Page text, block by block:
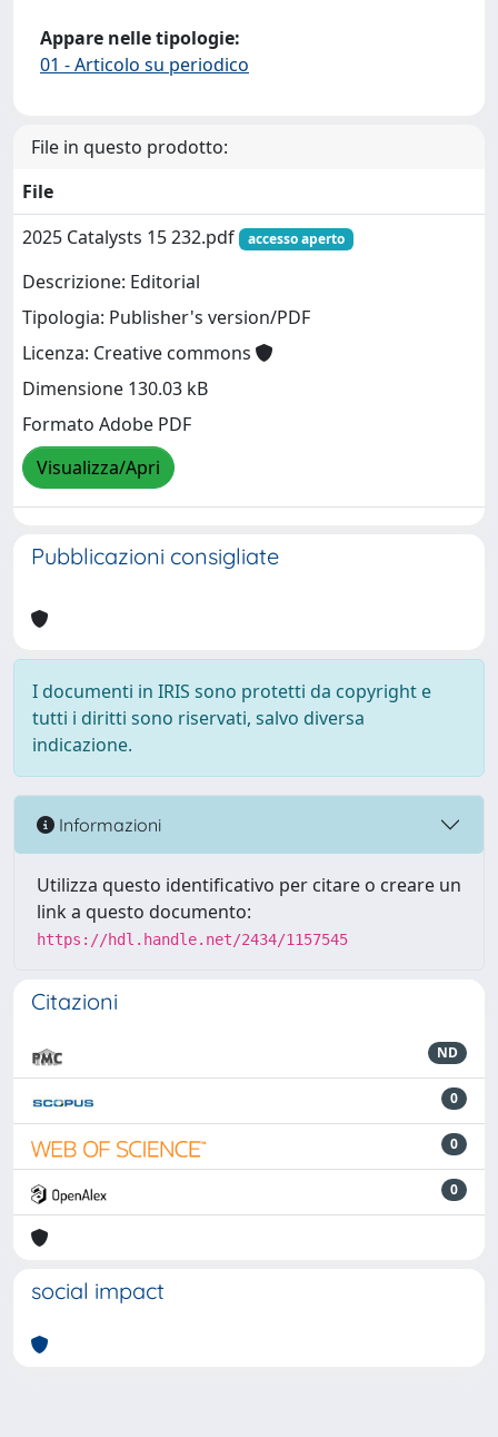
Appare nelle tipologie:
01 - Articolo su periodico
File in questo prodotto:
File
2025 Catalysts 15 232.pdf
accesso aperto
Descrizione: Editorial
Tipologia: Publisher's version/PDF
Licenza: Creative commons
Dimensione 130.03 kB
Formato Adobe PDF
Visualizza/Apri
Pubblicazioni consigliate
I documenti in IRIS sono protetti da copyright e
tutti i diritti sono riservati, salvo diversa
indicazione.
Informazioni
Utilizza questo identificativo per citare o creare un
link a questo documento:
https://hdl.handle.net/2434/1157545
Citazioni
ND
0
0
0
social impact